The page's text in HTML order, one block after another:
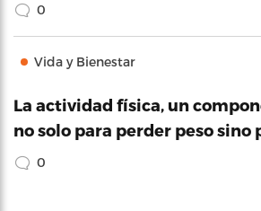
0
Vida y Bienestar
La actividad física, un
no solo para perder peso sino
0